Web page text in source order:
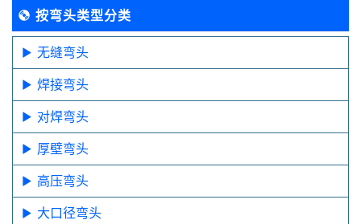
按弯头类型分类
无缝弯头
焊接弯头
对焊弯头
厚壁弯头
高压弯头
大口径弯头